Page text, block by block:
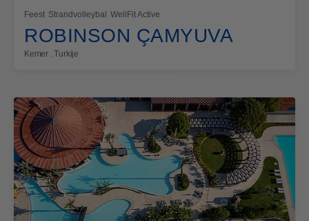
Feest Strandvolleybal WellFit Active
ROBINSON ÇAMYUVA
Kemer . Turkije